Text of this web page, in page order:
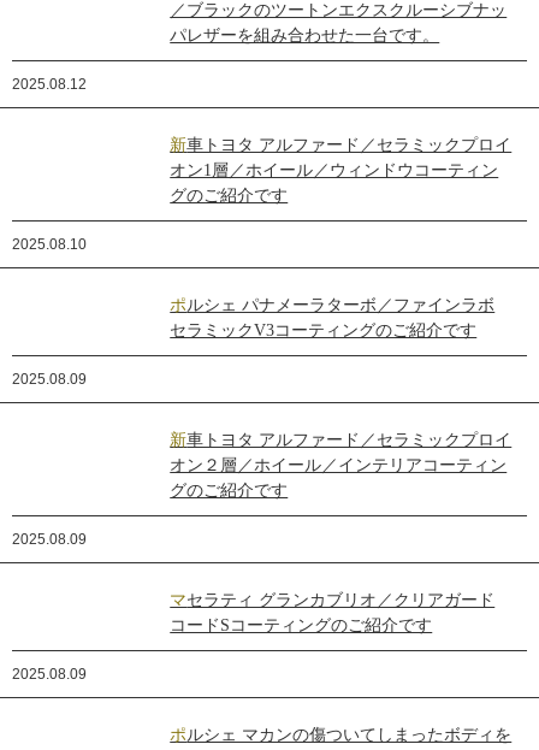
／ブラックのツートンエクスクルーシブナッ
パレザーを組み合わせた一台です。
2025.08.12
新車トヨタ アルファード／セラミックプロイ
オン1層／ホイール／ウィンドウコーティン
グのご紹介です
2025.08.10
ポルシェ パナメーラターボ／ファインラボ
セラミックV3コーティングのご紹介です
2025.08.09
新車トヨタ アルファード／セラミックプロイ
オン２層／ホイール／インテリアコーティン
グのご紹介です
2025.08.09
マセラティ グランカブリオ／クリアガード
コードSコーティングのご紹介です
2025.08.09
ポルシェ マカンの傷ついてしまったボディを